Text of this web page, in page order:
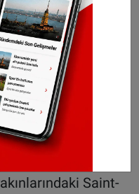
ihmal bulunup
içinde üç çocuk
hayatını kaybetti.
Carpentras
iki çocuk
bulunmuştu.
Saint-